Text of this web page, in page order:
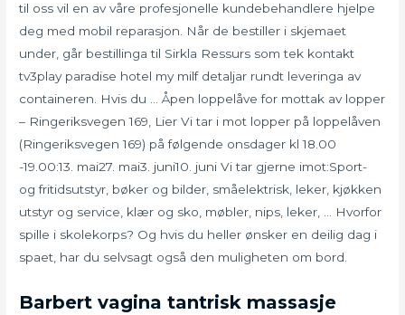
til oss vil en av våre profesjonelle kundebehandlere hjelpe
deg med mobil reparasjon. Når de bestiller i skjemaet
under, går bestillinga til Sirkla Ressurs som tek kontakt
tv3play paradise hotel my milf detaljar rundt leveringa av
containeren. Hvis du … Åpen loppelåve for mottak av lopper
– Ringeriksvegen 169, Lier Vi tar i mot lopper på loppelåven
(Ringeriksvegen 169) på følgende onsdager kl 18.00
-19.00:13. mai27. mai3. juni10. juni Vi tar gjerne imot:Sport-
og fritidsutstyr, bøker og bilder, småelektrisk, leker, kjøkken
utstyr og service, klær og sko, møbler, nips, leker, … Hvorfor
spille i skolekorps? Og hvis du heller ønsker en deilig dag i
spaet, har du selvsagt også den muligheten om bord.
Barbert vagina tantrisk massasje